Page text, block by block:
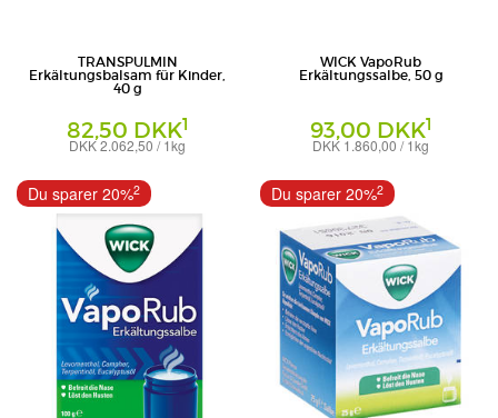
TRANSPULMIN
Erkältungsbalsam für Kinder,
40 g
82,50 DKK1
DKK 2.062,50 / 1kg
Cooper Consumer Health Deutschland
GmbH
WICK VapoRub
Erkältungssalbe, 50 g
93,00 DKK1
DKK 1.860,00 / 1kg
WICK Pharma - Zweigniederlassung der
Procter & Gamble GmbH
Du sparer 20%2 Du sparer 20%2